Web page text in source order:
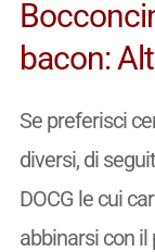
bacon:
Se preferisci
diversi, di
DOCG le cui
abbinarsi con il